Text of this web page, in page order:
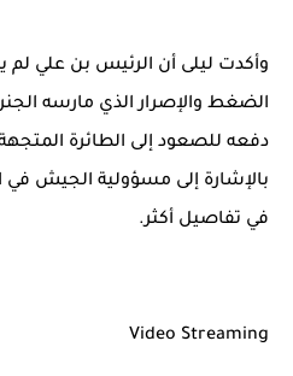
وأكدت ليلى أن الرئيس بن علي لم
الضغط والإصرار الذي مارسه
دفعه للصعود إلى الطائرة
بالإشارة إلى مسؤولية الجيش في
في تفاصيل أكثر.
Video Streaming